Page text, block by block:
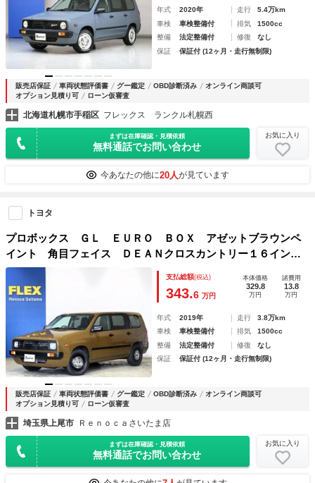
年式 2020年 走行
5.4万km
車検
車検整備付 排気
1500cc
整備
法定整備付 修復
なし
保証
保証付 (12ヶ月・走行無制限)
販売店保証 車両状態評価書 グー鑑定 OBD診断済み
オンライン商談可
オプション見積り可
ローン仮審査
北海道札幌市手稲区 フレックス ランクル札幌西
まずは在庫確認・見積依頼
無料通話でお問い合わせ
お気に入り
今あなたの他に20人が見ています
トヨタ
プロボックス ＧＬ ＥＵＲＯ ＢＯＸ アゼットブラウンペ
イント 角目フェイス ＤＥＡＮクロスカントリー１６インチ
ＡＷ ＳＤナビゲーション クラシックシートカバー ＮＡＲ
ＤＩハンドル アシグリップエースシフトノブ
支払総額(税込)
343.6 万円
本体価格
329.8
万円
諸費用
13.8
万円
年式 2019年 走行
3.8万km
車検
車検整備付 排気
1500cc
整備
法定整備付 修復
なし
保証
保証付 (12ヶ月・走行無制限)
販売店保証 車両状態評価書 グー鑑定 OBD診断済み
オンライン商談可
オプション見積り可
ローン仮審査
埼玉県上尾市 Ｒｅｎｏｃａさいたま店
まずは在庫確認・見積依頼
無料通話でお問い合わせ
お気に入り